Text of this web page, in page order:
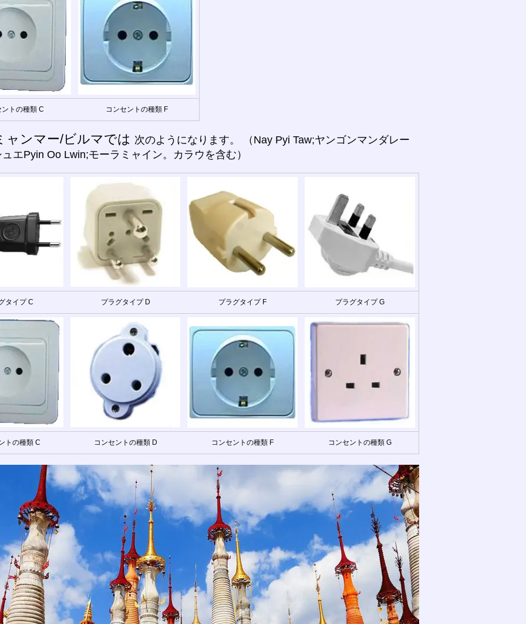
トの種類 C コンセントの種類 F
ャンマー/ビルマでは 次のようになります。 （Nay Pyi Taw;ヤンゴンマンダレー
エPyin Oo Lwin;モーラミャイン。カラウを含む）
タイプ C プラグタイプ D プラグタイプ F プラグタイプ G
トの種類 C コンセントの種類 D コンセントの種類 F コンセントの種類 G